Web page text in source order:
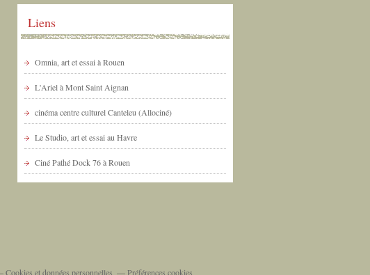
Liens
Omnia, art et essai à Rouen
L'Ariel à Mont Saint Aignan
cinéma centre culturel Canteleu (Allociné)
Le Studio, art et essai au Havre
Ciné Pathé Dock 76 à Rouen
Cookies et données personnelles Préférences cookies